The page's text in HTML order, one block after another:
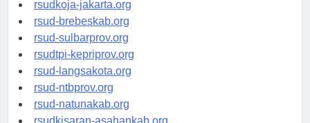
rsudkoja-jakarta.org
rsud-brebeskab.org
rsud-sulbarprov.org
rsudtpi-kepriprov.org
rsud-langsakota.org
rsud-ntbprov.org
rsud-natunakab.org